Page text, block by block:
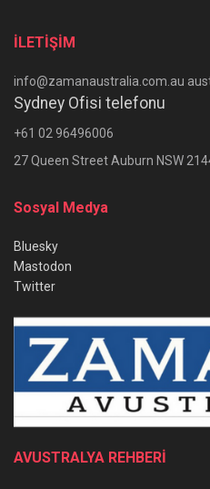
İLETİŞİM
info@zamanaustralia.com.au
Sydney Ofisi telefonu
+61 02 96496006
27 Queen Street Auburn NSW
Sosyal Medya
Bluesky
Mastodon
Twitter
AVUSTRALYA REHBERİ